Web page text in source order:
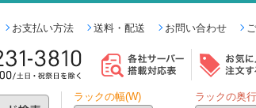
お支払い方法 送料・配送 お問い合わせ
ラックの幅(W) ラックの奥